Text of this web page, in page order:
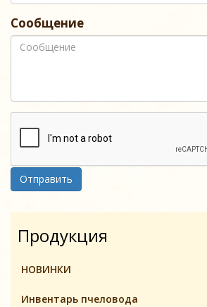
Сообщение
Отправить
Продукция
НОВИНКИ
Инвентарь пчеловодa